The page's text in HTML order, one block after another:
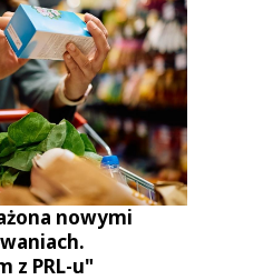
nowymi
z PRL-u"